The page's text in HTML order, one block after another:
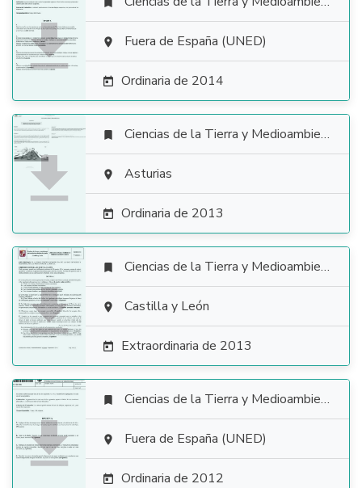
  Fuera de España (UNED)
 Ordinaria de 2014

 Ciencias de la Tierra y Medioambientales
 Asturias
 Ordinaria de 2013

 Ciencias de la Tierra y Medioambientales
 Castilla y León
 Extraordinaria de 2013

 Ciencias de la Tierra y Medioambientales
 Fuera de España (UNED)
 Ordinaria de 2012